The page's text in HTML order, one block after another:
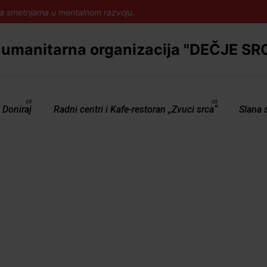
smetnjama u mentalnom razvoju.
Doniraj Radni centri i Kafe-restoran „Zvuci srca“ Slana